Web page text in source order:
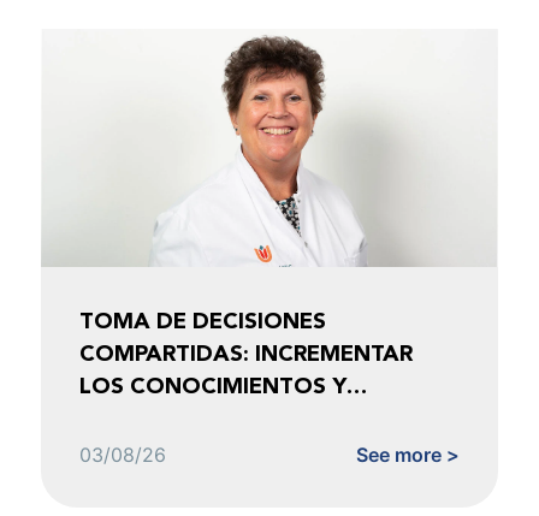
TOMA DE DECISIONES
COMPARTIDAS: INCREMENTAR
LOS CONOCIMIENTOS Y
03/08/26 See more >